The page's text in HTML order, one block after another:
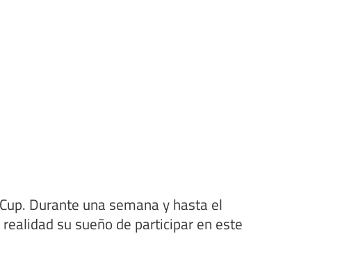
Durante una semana y hasta el
su sueño de participar en este